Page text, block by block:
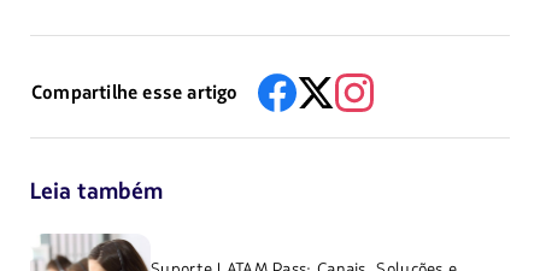
Compartilhe esse artigo
Leia também